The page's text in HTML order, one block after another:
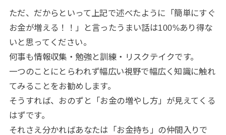
ただ、だからといって上記で述べた ように「簡単にすぐ
お金が増える！！」と言ったうまい話は100%あり得な
いと思ってください。
何事も情報収集・勉強と訓練・リスクテイクです。
一つのことにとらわれず幅広い視野で幅広く知識に触れ
てみることをお勧めします。
そうすれば、おのずと「お金の増やし方」が見えてくる
はずです。
それさえ分かればあなたは「お金持ち」の仲間入りで